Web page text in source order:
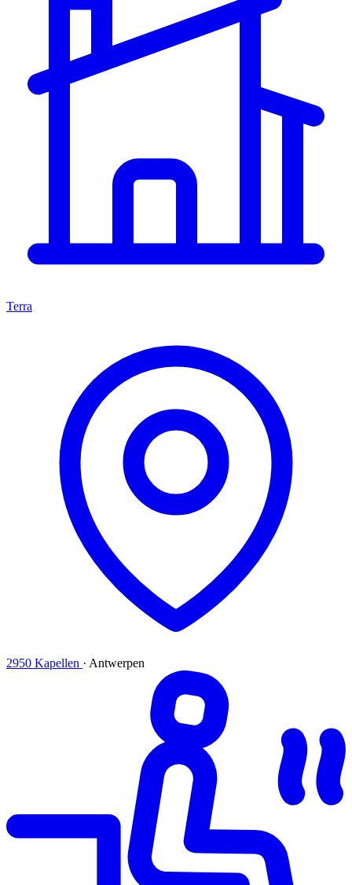
Terra
2950 Kapellen · Antwerpen